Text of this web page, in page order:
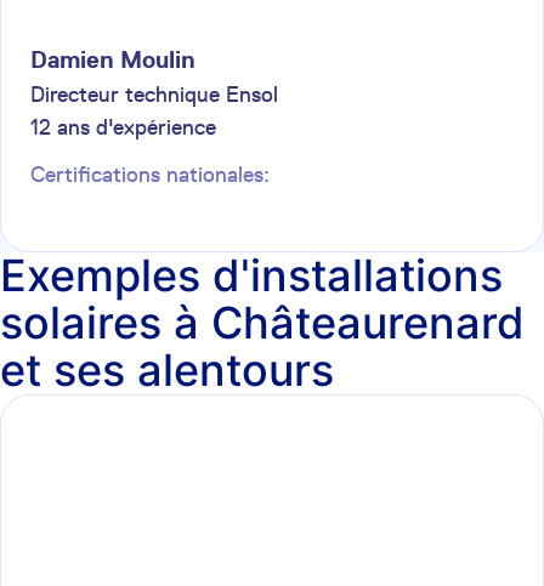
Damien Moulin
Directeur technique Ensol
12 ans d'expérience
Certifications nationales:
Exemples d'installations
solaires à Châteaurenard
et ses alentours